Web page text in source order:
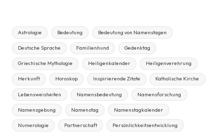
Astrologie Bedeutung Bedeutung von Namenstagen
Deutsche Sprache Familienhund Gedenktag
Griechische Mythologie Heiligenkalender Heiligenverehrung
Herkunft Horoskop Inspirierende Zitate Katholische Kirche
Lebensweisheiten Namensbedeutung Namensforschung
Namensgebung Namenstag Namenstagkalender
Numerologie Partnerschaft Persönlichkeitsentwicklung